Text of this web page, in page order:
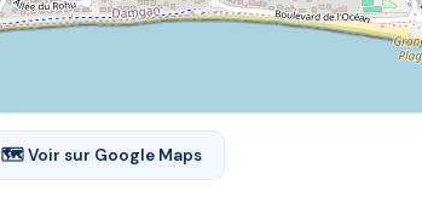
🗺 Voir sur Google Maps